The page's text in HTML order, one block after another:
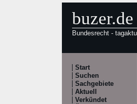
buzer.de
Bundesrecht -
Start
Suchen
Sachgebiete
Aktuell
Verkündet